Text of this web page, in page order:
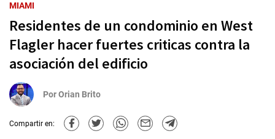
MIAMI
Residentes de un condominio en West
Flagler hacer fuertes criticas contra la
asociación del edificio
PorOrian Brito
Compartir en: